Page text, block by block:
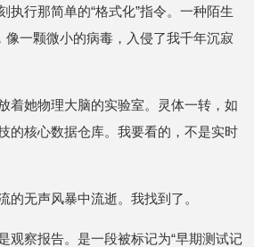
执行那简单的“格式化”指令。一种陌生
像一颗微小的病毒，入侵了我千年沉寂
着她物理大脑的实验室。灵体一转，如
的核心数据仓库。我要看的，不是实时
的无声风暴中流逝。我找到了。
观察报告。是一段被标记为“早期测试记